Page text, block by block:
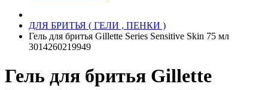
ДЛЯ БРИТЬЯ ( ГЕЛИ , ПЕНКИ )
Гель для бритья Gillette Series Sensitive Skin 75 мл
3014260219949
Гель для бритья Gillette